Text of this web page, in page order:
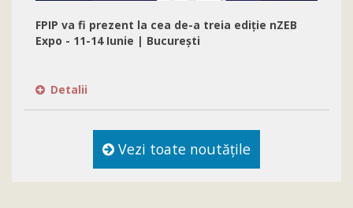
FPIP va fi prezent la cea de-a treia ediție nZEB
Expo - 11-14 Iunie | București
Detalii
Vezi toate noutăţile